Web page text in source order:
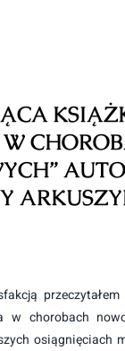
w chorobach
osiągnięciach